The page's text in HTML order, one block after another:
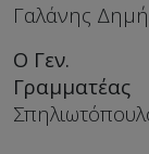
Γαλάνης
Ο Γεν.